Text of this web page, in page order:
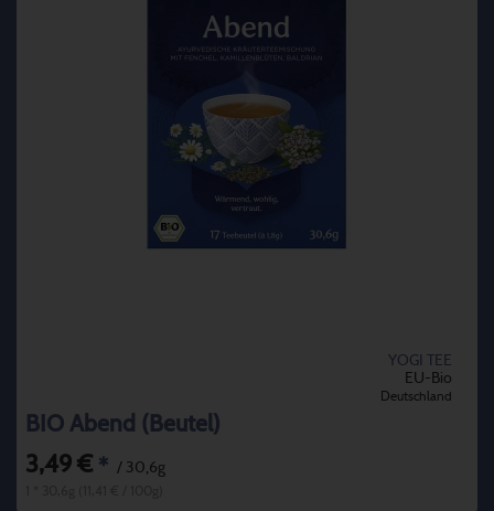
YOGI TEE
EU-Bio
Deutschland
BIO Abend (Beutel)
3,49 € * / 30,6g